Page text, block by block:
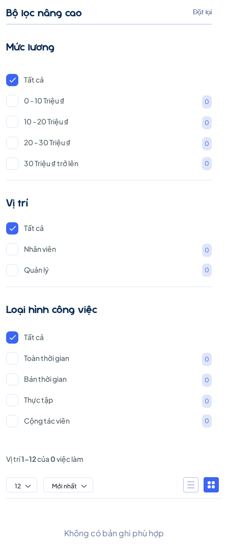
Bộ lọc nâng cao Đặt lại
Mức lương
Tất cả
0 - 10 Triệu ₫ 0
10 - 20 Triệu ₫ 0
20 - 30 Triệu ₫ 0
30 Triệu ₫ trở lên 0
Vị trí
Tất cả
Nhân viên 0
Quản lý 0
Loại hình công việc
Tất cả
Toàn thời gian 0
Bán thời gian 0
Thực tập 0
Cộng tác viên 0
Vị trí1-12của0việc làm
12 Mới nhất
Không có bản ghi phù hợp